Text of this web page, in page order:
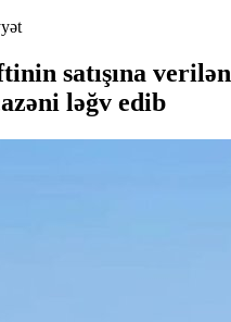
satışına verilən
ləğv edib